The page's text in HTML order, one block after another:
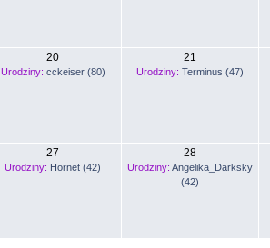
20
Urodziny: cckeiser (80)
21
Urodziny: Terminus (47)
27
Urodziny: Hornet (42)
28
Urodziny: Angelika_Darksky
(42)